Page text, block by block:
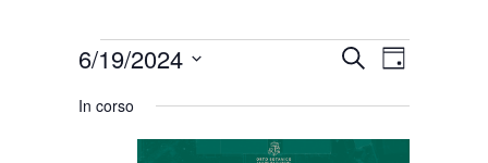
Eventi
for
2024
Eventi
Ricerca
Navigazione
CercaEvento
Viste
Giorno
6/19/2024
In corso